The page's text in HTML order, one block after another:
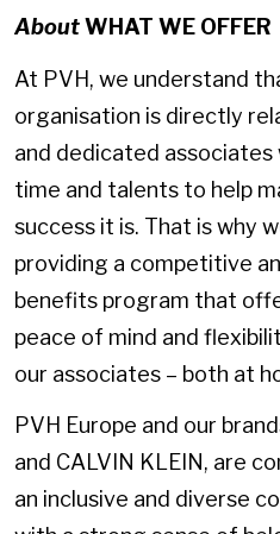
AboutWHAT WE OFFER
At PVH, we understand
organisation is directly
and dedicated
time and talents to help
success it is. That is why
providing a competitive
benefits program that
peace of mind and
our associates – both at
PVH Europe and our
and CALVIN KLEIN, are
an inclusive and diverse